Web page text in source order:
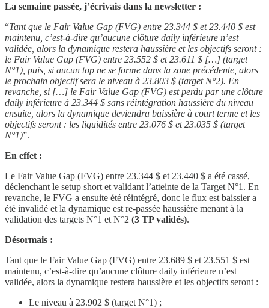
La semaine passée, j’écrivais dans la newsletter :
“Tant que le Fair Value Gap (FVG) entre 23.344 $ et 23.440 $ est
maintenu, c’est-à-dire qu’aucune clôture daily inférieure n’est
validée, alors la dynamique restera haussière et les objectifs seront :
le Fair Value Gap (FVG) entre 23.552 $ et 23.611 $ […] (target
N°1), puis, si aucun top ne se forme dans la zone précédente, alors
le prochain objectif sera le niveau à 23.803 $ (target N°2). En
revanche, si […] le Fair Value Gap (FVG) est perdu par une clôture
daily inférieure à 23.344 $ sans réintégration haussière du niveau
ensuite, alors la dynamique deviendra baissière à court terme et les
objectifs seront : les liquidités entre 23.076 $ et 23.035 $ (target
N°1)”.
En effet :
Le Fair Value Gap (FVG) entre 23.344 $ et 23.440 $ a été cassé,
déclenchant le setup short et validant l’atteinte de la Target N°1. En
revanche, le FVG a ensuite été réintégré, donc le flux est baissier a
été invalidé et la dynamique est re-passée haussière menant à la
validation des targets N°1 et N°2 (3 TP validés).
Désormais :
Tant que le Fair Value Gap (FVG) entre 23.689 $ et 23.551 $ est
maintenu, c’est-à-dire qu’aucune clôture daily inférieure n’est
validée, alors la dynamique restera haussière et les objectifs seront :
Le niveau à 23.902 $ (target N°1) ;